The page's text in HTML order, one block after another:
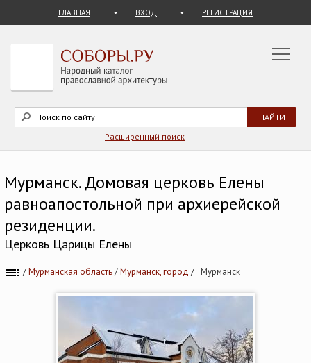
ГЛАВНАЯ ВХОД РЕГИСТРАЦИЯ
Расширенный поиск
Мурманск. Домовая церковь Елены
равноапостольной при архиерейской
резиденции.
Церковь Царицы Елены
/Мурманская область/Мурманск, город / Мурманск